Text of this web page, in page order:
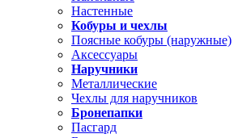
Настенные
Кобуры и чехлы
Поясные кобуры (наружные)
Аксессуары
Наручники
Металлические
Чехлы для наручников
Бронепапки
Пасгард